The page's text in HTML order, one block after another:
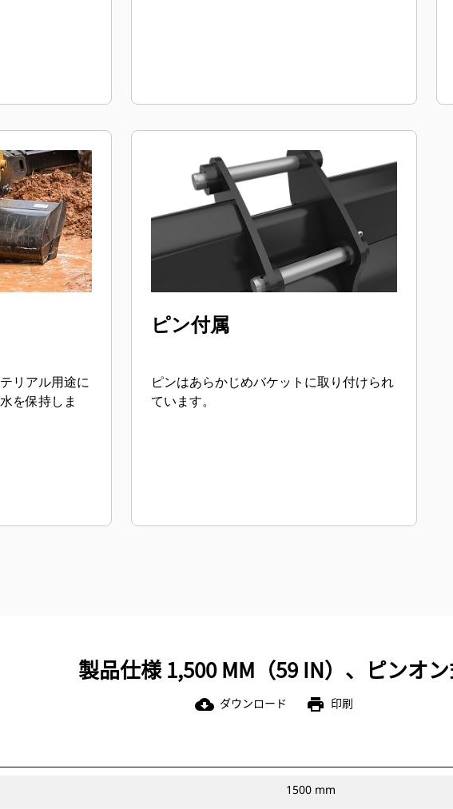
リアル用途に
を保持しま
ピン付属
ピンはあらかじめバケットに取り付けられ
ています。
製品仕様 1,500 MM（59 IN）、ピンオ
cloud_download ダウンロード print 印刷
1500 mm